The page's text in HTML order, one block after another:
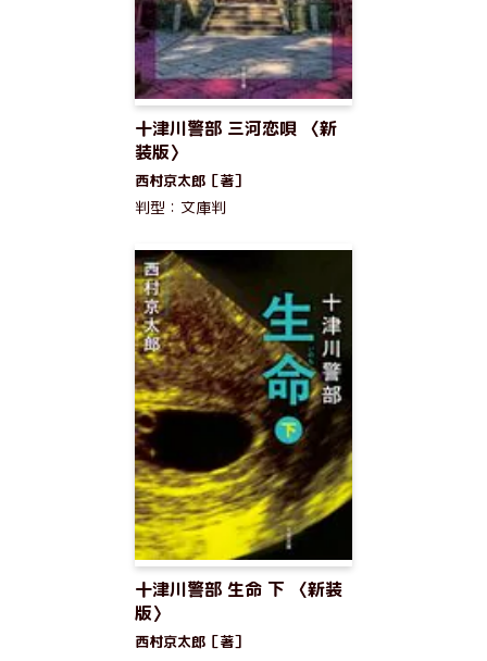
十津川警部 三河恋唄 〈新
装版〉
西村京太郎［著］
判型：文庫判
十津川警部 生命 下 〈新装
版〉
西村京太郎［著］